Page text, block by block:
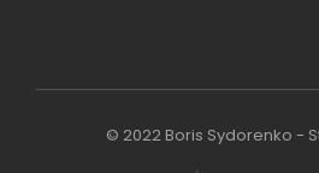
© 2022 Boris Sydorenko -